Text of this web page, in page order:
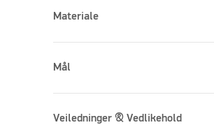
Materiale
Mål
Veiledninger & Vedlikehold